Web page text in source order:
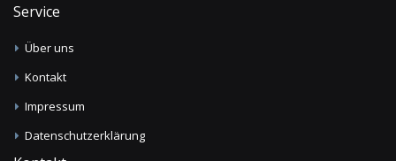
Service
Über uns
Kontakt
Impressum
Datenschutzerklärung